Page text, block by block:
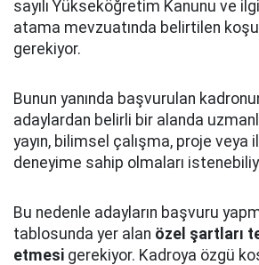
sayılı Yükseköğretim Kanunu ve
atama mevzuatında belirtilen
gerekiyor.
Bunun yanında başvurulan
adaylardan belirli bir alanda
yayın, bilimsel çalışma, proje veya
deneyime sahip olmaları
Bu nedenle adayların başvuru
tablosunda yer alan özel şartları
etmesi gerekiyor. Kadroya özgü